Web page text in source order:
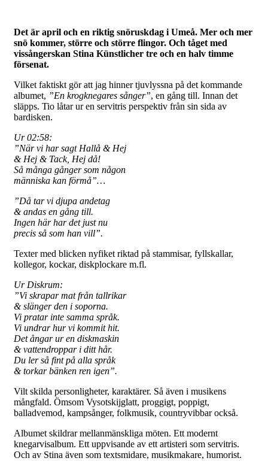
Det är april och en riktig snöruskdag i Umeå. Mer och mer
snö kommer, större och större flingor. Och tåget med
vissångerskan Stina Künstlicher tre och en halv timme
försenat.
Vilket faktiskt gör att jag hinner tjuvlyssna på det kommande
albumet, ”En krogknegares sånger”, en gång till. Innan det
släpps. Tio låtar ur en servitris perspektiv från sin sida av
bardisken.
Ur 02:58:
”När vi har sagt Hallå & Hej
& Hej & Tack, Hej då!
Så många gånger som någon
människa kan förmå”…
”Då tar vi djupa andetag
& andas en gång till.
Ingen här har det just nu
precis så som han vill”.
Texter med blicken nyfiket riktad på stammisar, fyllskallar,
kollegor, kockar, diskplockare m.fl.
Ur Diskrum:
”Vi skrapar mat från tallrikar
& slänger den i soporna.
Vi pratar inte samma språk.
Vi undrar hur vi kommit hit.
Det ångar ur en diskmaskin
& vattendroppar i ditt hår.
Du ler så fint på alla språk
& torkar bänken ren igen”.
Vilt skilda personligheter, karaktärer. Så även i musikens
mångfald. Ömsom Vysotskijglatt, proggigt, poppigt,
balladvemod, kampsånger, folkmusik, countryvibbar också.
Albumet skildrar mellanmänskliga möten. Ett modernt
knegarvisalbum. Ett uppvisande av ett artisteri som servitris.
Och av Stina även som textsmidare, musikmakare, humorist.